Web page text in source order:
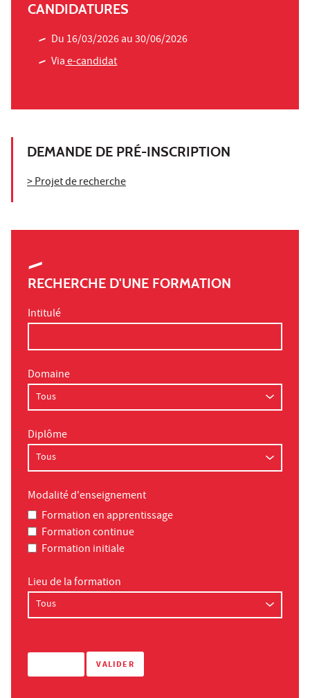
CANDIDATURES
Du 16/03/2026 au 30/06/2026
Viae-candidat
DEMANDE DE PRÉ-INSCRIPTION
> Projet de recherche
RECHERCHE D'UNE FORMATION
Intitulé
Domaine
Diplôme
Modalité d'enseignement
Formation en apprentissage
Formation continue
Formation initiale
Lieu de la formation